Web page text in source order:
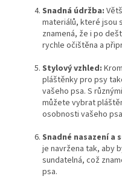
Snadná údržba:
materiálů, které jsou
znamená, že i po
rychle očištěna a
Stylový vzhled:
pláštěnky pro psy
vašeho psa. S
můžete vybrat
osobnosti vašeho
Snadné nasazení a
je navržena tak, aby
sundatelná, což
psa.